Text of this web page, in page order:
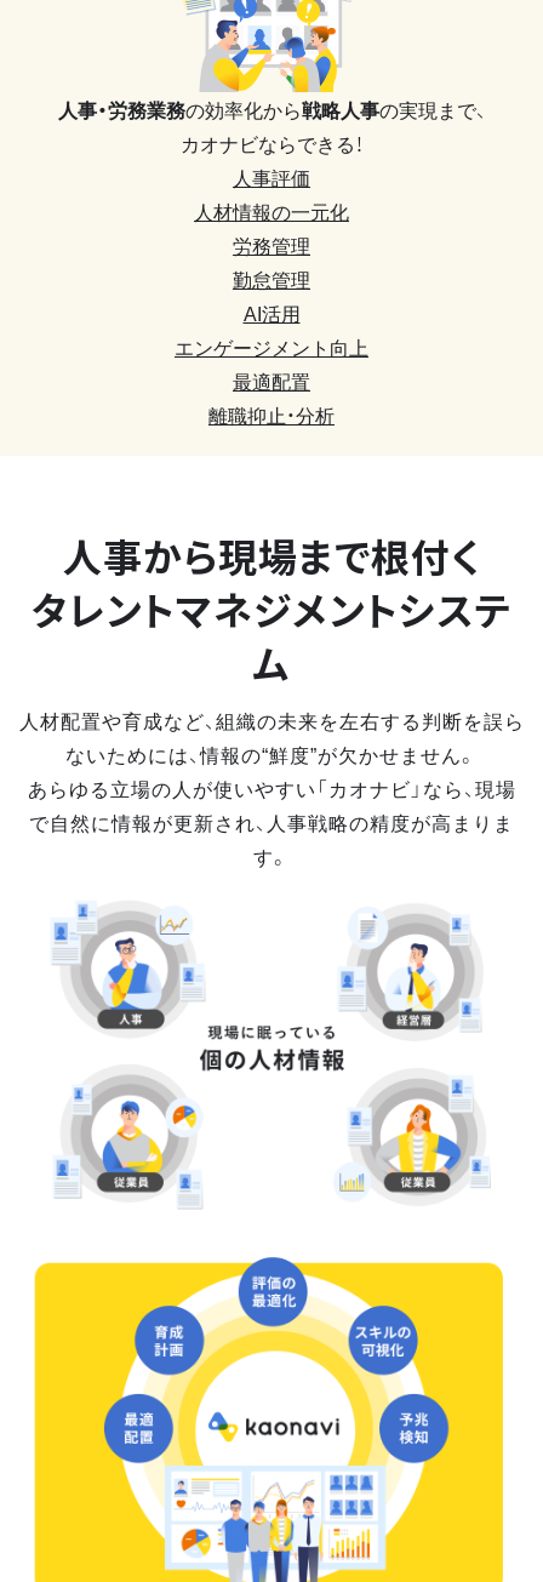
人事・労務業務の効率化から戦略人事の実現まで、
カオナビならできる！
人事評価
人材情報の一元化
労務管理
勤怠管理
AI活用
エンゲージメント向上
最適配置
離職抑止・分析
人事から現場まで根付く
タレントマネジメントシステ
ム
人材配置や育成など、組織の未来を左右する判断を誤ら
ないためには、情報の“鮮度”が欠かせません。
あらゆる立場の人が使いやすい「カオナビ」なら、現場
で自然に情報が更新され、人事戦略の精度が高まりま
す。